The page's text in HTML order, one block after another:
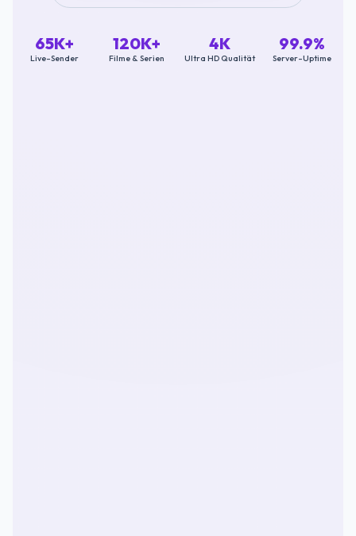
65K+
Live-Sender
120K+
Filme & Serien
4K
Ultra HD Qualität
99.9%
Server-Uptime